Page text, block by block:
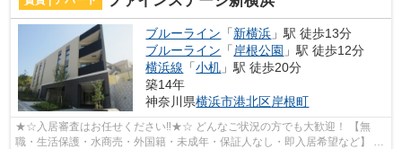
ブルーライン 「新横浜 」駅 徒歩13分
ブルーライン 「 岸根公園 」駅 徒歩12分
横浜線 「小机 」駅 徒歩20分
築14年
神奈川県横浜市港北区岸根町
★☆入居審査はお任せください‼★☆ どんなご状況の方でも大歓迎！ 【無
職・生活保護・水商売・外国籍・未成年・保証人なし・即入居希望など】 ネ